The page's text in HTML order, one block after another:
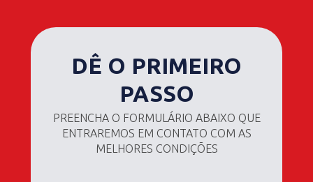
DÊ O PRIMEIRO
PASSO
PREENCHA O FORMULÁRIO ABAIXO QUE
ENTRAREMOS EM CONTATO COM AS
MELHORES CONDIÇÕES